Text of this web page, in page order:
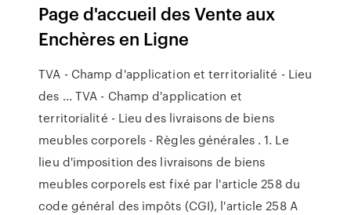
Page d'accueil des Vente aux
Enchères en Ligne
TVA - Champ d'application et territorialité - Lieu
des ... TVA - Champ d'application et
territorialité - Lieu des livraisons de biens
meubles corporels - Règles générales . 1. Le
lieu d'imposition des livraisons de biens
meubles corporels est fixé par l'article 258 du
code général des impôts (CGI), l'article 258 A